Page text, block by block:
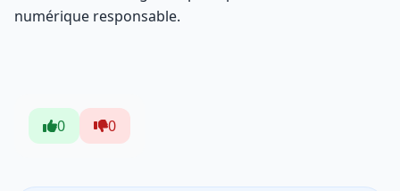
numérique responsable.
0 0